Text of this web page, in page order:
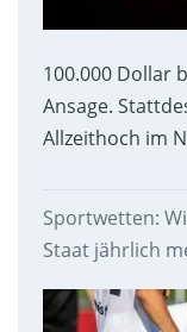
100.000 Dollar
Ansage.
Allzeithoch im
Sportwetten:
Staat jährlich